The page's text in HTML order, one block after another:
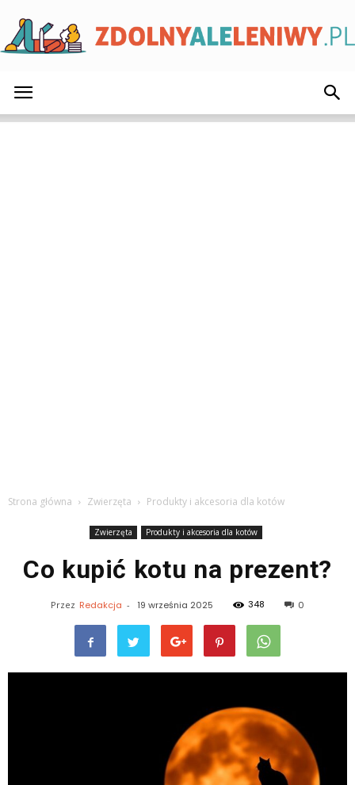
Strona główna Zwierzęta Produkty i akcesoria dla kotów
Zwierzęta Produkty i akcesoria dla kotów
Co kupić kotu na prezent?
Przez Redakcja - 19 września 2025 348 0